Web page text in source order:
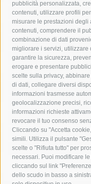
pubblicità personalizzata,
contenuti, utilizzare profili
misurare le prestazioni
contenuti, comprendere il
combinazione di dati
migliorare i servizi, utilizzare
garantire la sicurezza,
erogare e presentare
scelte sulla privacy,
di dati, collegare diversi
informazioni trasmesse
geolocalizzazione precisi,
informazioni richieste
revocare il tuo consenso
Cliccando su "Accetta
simili. Utilizza il pulsante
scelte o "Rifiuta tutto" per
necessari. Puoi modificare
cliccando sul link
dello scudo in basso a
castellammare di stabia
comune di sorrento
costiera amalfitana
fondazione sorrento
lavori
lorenzo
massimo coppola
penisola sorrentina
protezione civile
sindaco cuomo
turismo
Vico Equense